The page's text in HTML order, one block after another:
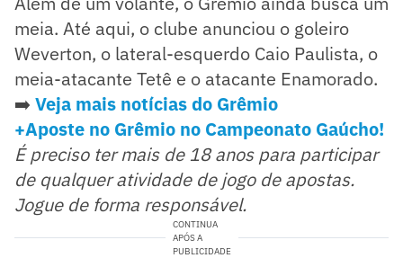
meia. Até aqui, o clube anunciou o goleiro
Weverton, o lateral-esquerdo Caio Paulista, o
meia-atacante Tetê e o atacante Enamorado.
➡️ Veja mais notícias do Grêmio
+Aposte no Grêmio no Campeonato Gaúcho!
É preciso ter mais de 18 anos para participar
de qualquer atividade de jogo de apostas.
Jogue de forma responsável.
CONTINUA
APÓS A
PUBLICIDADE